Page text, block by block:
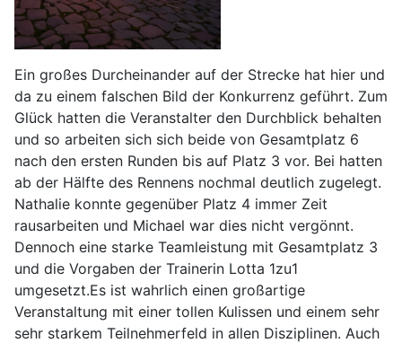
Ein großes Durcheinander auf der Strecke hat hier und
da zu einem falschen Bild der Konkurrenz geführt. Zum
Glück hatten die Veranstalter den Durchblick behalten
und so arbeiten sich sich beide von Gesamtplatz 6
nach den ersten Runden bis auf Platz 3 vor. Bei hatten
ab der Hälfte des Rennens nochmal deutlich zugelegt.
Nathalie konnte gegenüber Platz 4 immer Zeit
rausarbeiten und Michael war dies nicht vergönnt.
Dennoch eine starke Teamleistung mit Gesamtplatz 3
und die Vorgaben der Trainerin Lotta 1zu1
umgesetzt.Es ist wahrlich einen großartige
Veranstaltung mit einer tollen Kulissen und einem sehr
sehr starkem Teilnehmerfeld in allen Disziplinen. Auch